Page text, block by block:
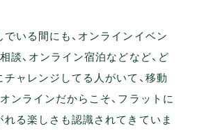
いる間にも、オンラインイベン
談、オンライン宿泊などなど、ど
ャレンジしてる人がいて、移動
ンラインだからこそ、フラットに
る楽しさも認識されてきていま